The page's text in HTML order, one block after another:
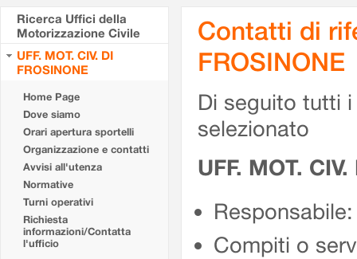
Ricerca Uffici della
Motorizzazione Civile
UFF. MOT. CIV. DI
FROSINONE
Home Page
Dove siamo
Orari apertura sportelli
Organizzazione e contatti
Avvisi all'utenza
Normative
Turni operativi
Richiesta
informazioni/Contatta
l'ufficio
Contatti di
FROSINONE
Di seguito tutti
selezionato
UFF. MOT.
Compiti o